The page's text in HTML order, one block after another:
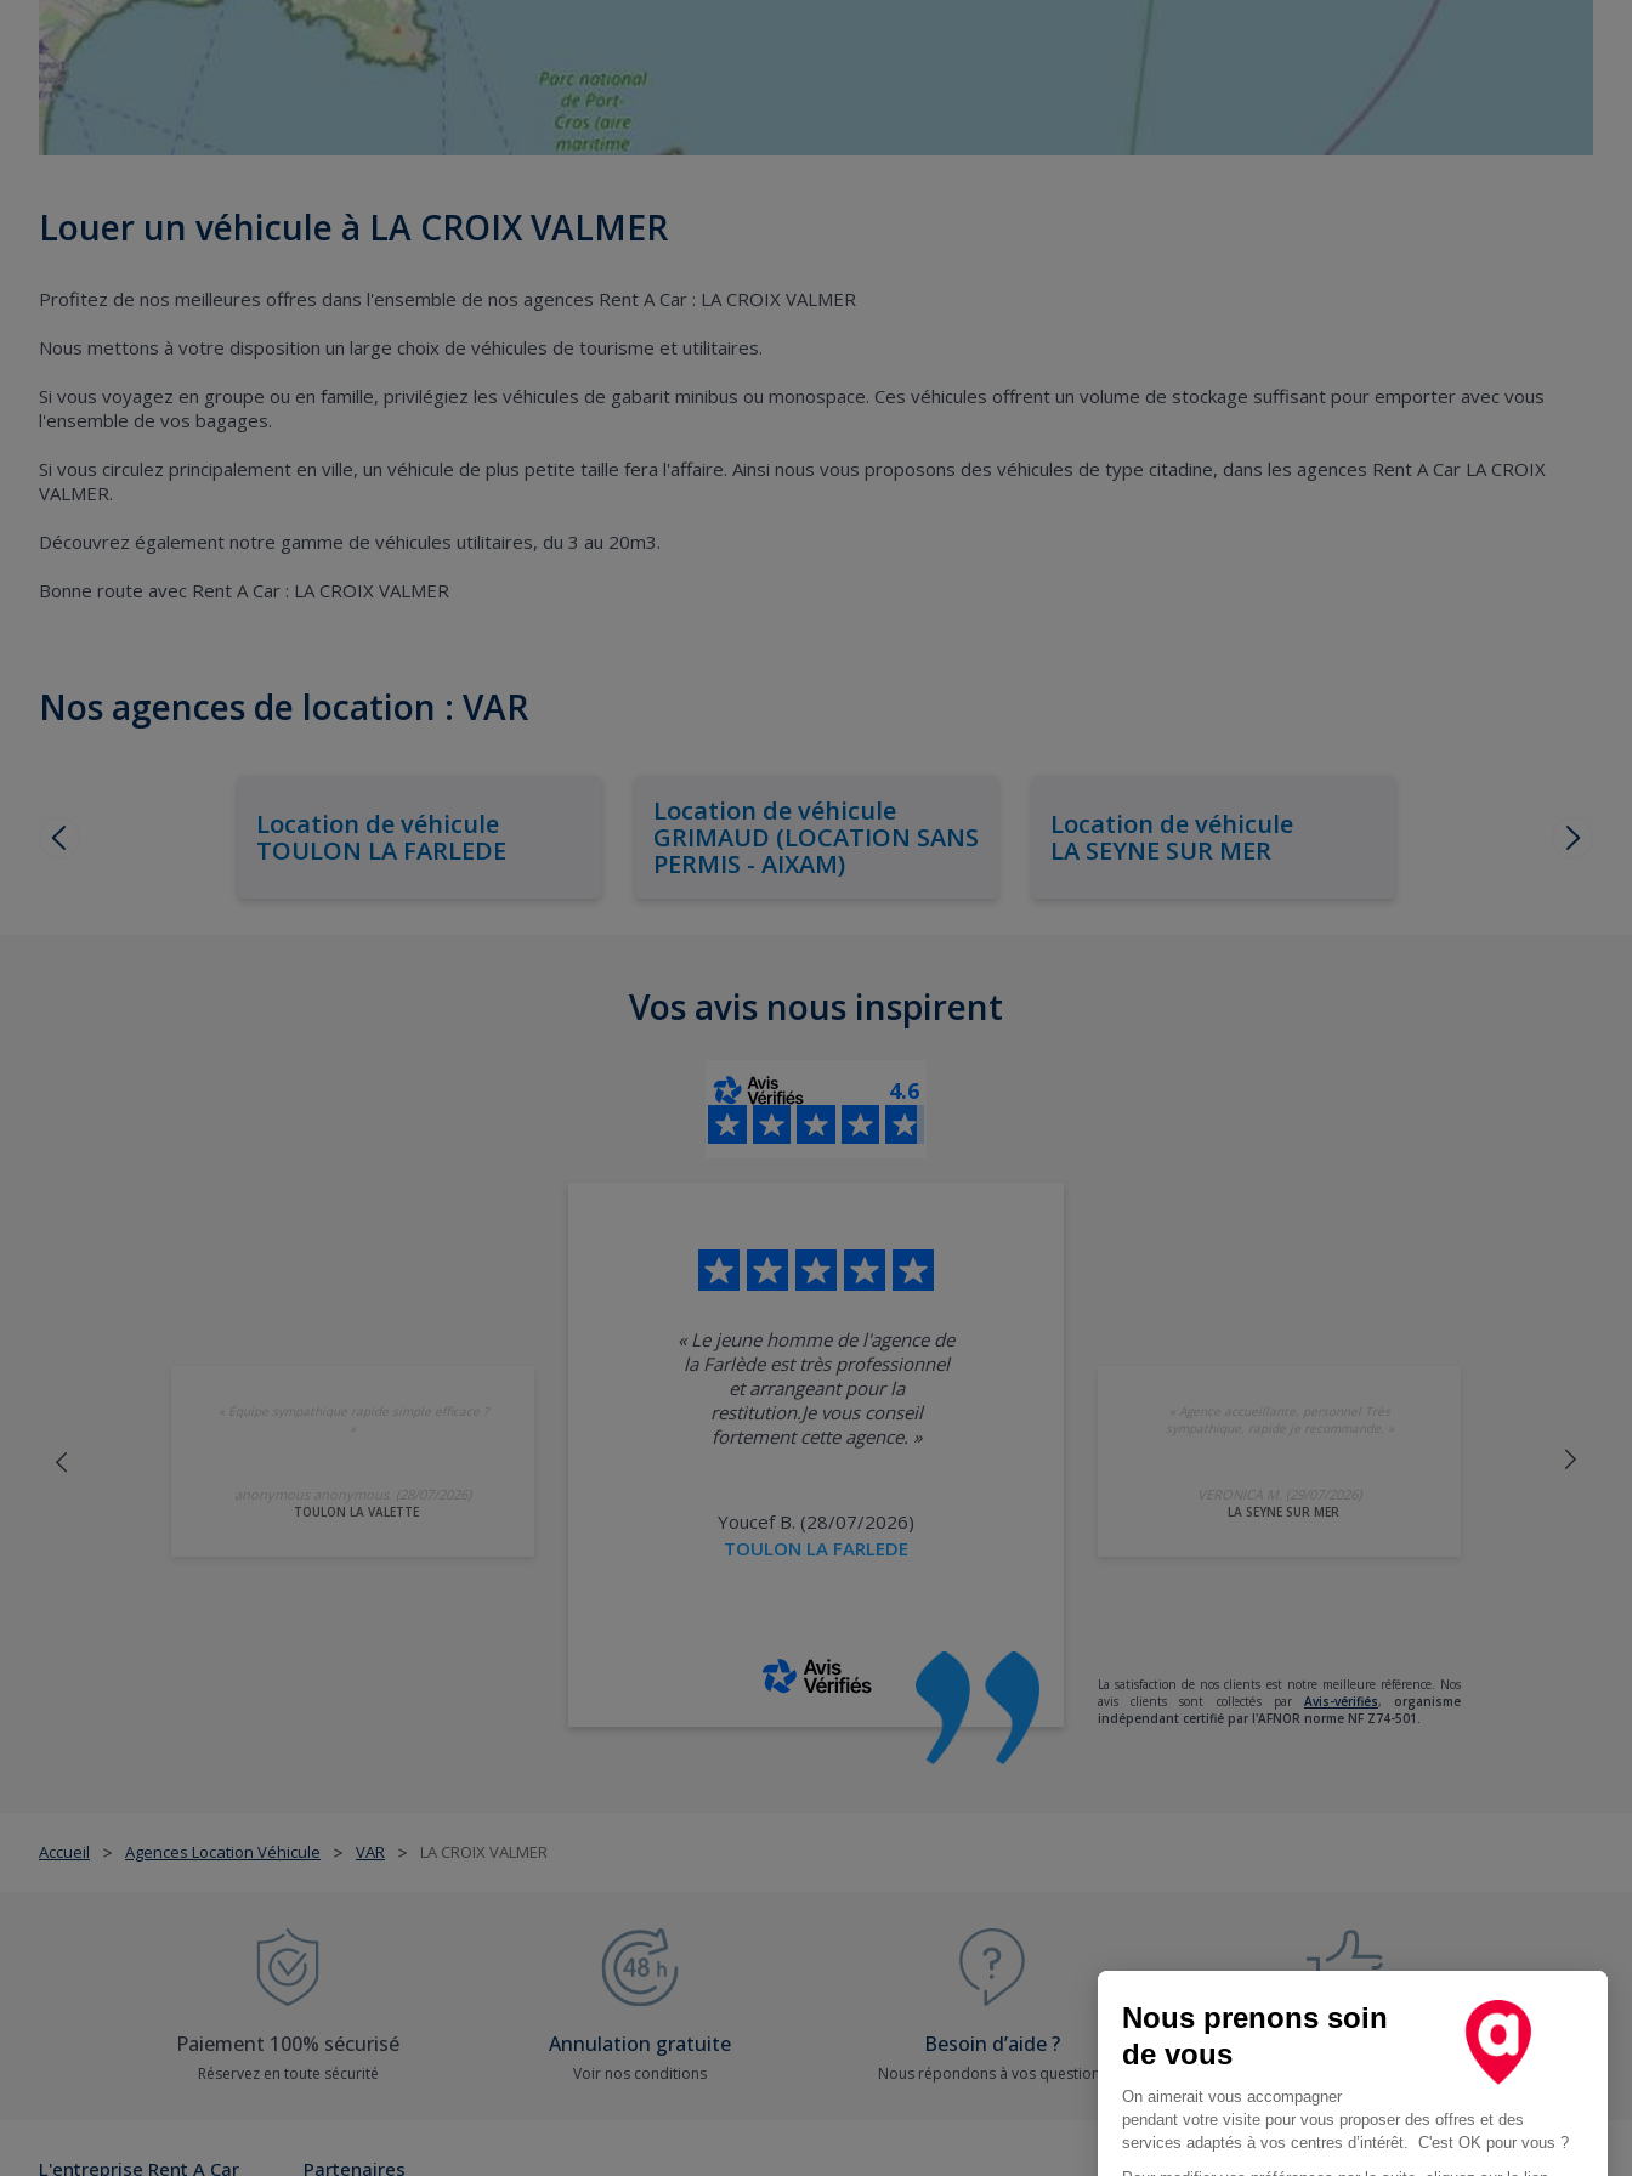
Accueil > Agences Location Véhicule > VAR > LA CROIX VALMER
Louer un véhicule à LA CROIX VALMER
Profitez de nos meilleures offres dans l'ensemble de nos agences Rent A Car : LA CROIX VALMER
Nous mettons à votre disposition un large choix de véhicules de tourisme et utilitaires.
Si vous voyagez en groupe ou en famille, privilégiez les véhicules de gabarit minibus ou monospace. Ces véhicules offrent un volume de stockage suffisant pour emporter avec vous
l'ensemble de vos bagages.
Si vous circulez principalement en ville, un véhicule de plus petite taille fera l'affaire. Ainsi nous vous proposons des véhicules de type citadine, dans les agences Rent A Car LA CROIX
VALMER.
Découvrez également notre gamme de véhicules utilitaires, du 3 au 20m3.
Bonne route avec Rent A Car : LA CROIX VALMER
Nos agences de location : VAR
Location de véhicule
TOULON LA FARLEDE
Location de véhicule
GRIMAUD (LOCATION SANS
PERMIS - AIXAM)
Location de véhicule
LA SEYNE SUR MER
Vos avis nous inspirent
4.6
Équipe sympathique rapide simple efficace ?
anonymous anonymous. (28/07/2026)
TOULON LA VALETTE
« Le jeune homme de l'agence de
la Farlède est très professionnel
et arrangeant pour la
restitution.Je vous conseil
fortement cette agence. »
Youcef B. (28/07/2026)
TOULON LA FARLEDE
Agence accueillante, personnel Très
sympathique, rapide je recommande.
VERONICA M. (29/07/2026)
LA SEYNE SUR MER
La satisfaction de nos clients est notre meilleure référence. Nos
avis clients sont collectés par Avis-vérifiés, organisme
indépendant certifié par l'AFNOR norme NF Z74-501.
Paiement 100% sécurisé
Réservez en toute sécurité
Annulation gratuite
Voir nos conditions
Besoin d’aide ?
Nous répondons à vos questions
L'entreprise Rent A Car Partenaires
Nous prenons soin
de vous
On aimerait vous accompagner
pendant votre visite pour vous proposer des offres et des
services adaptés à vos centres d’intérêt. C'est OK pour vous ?